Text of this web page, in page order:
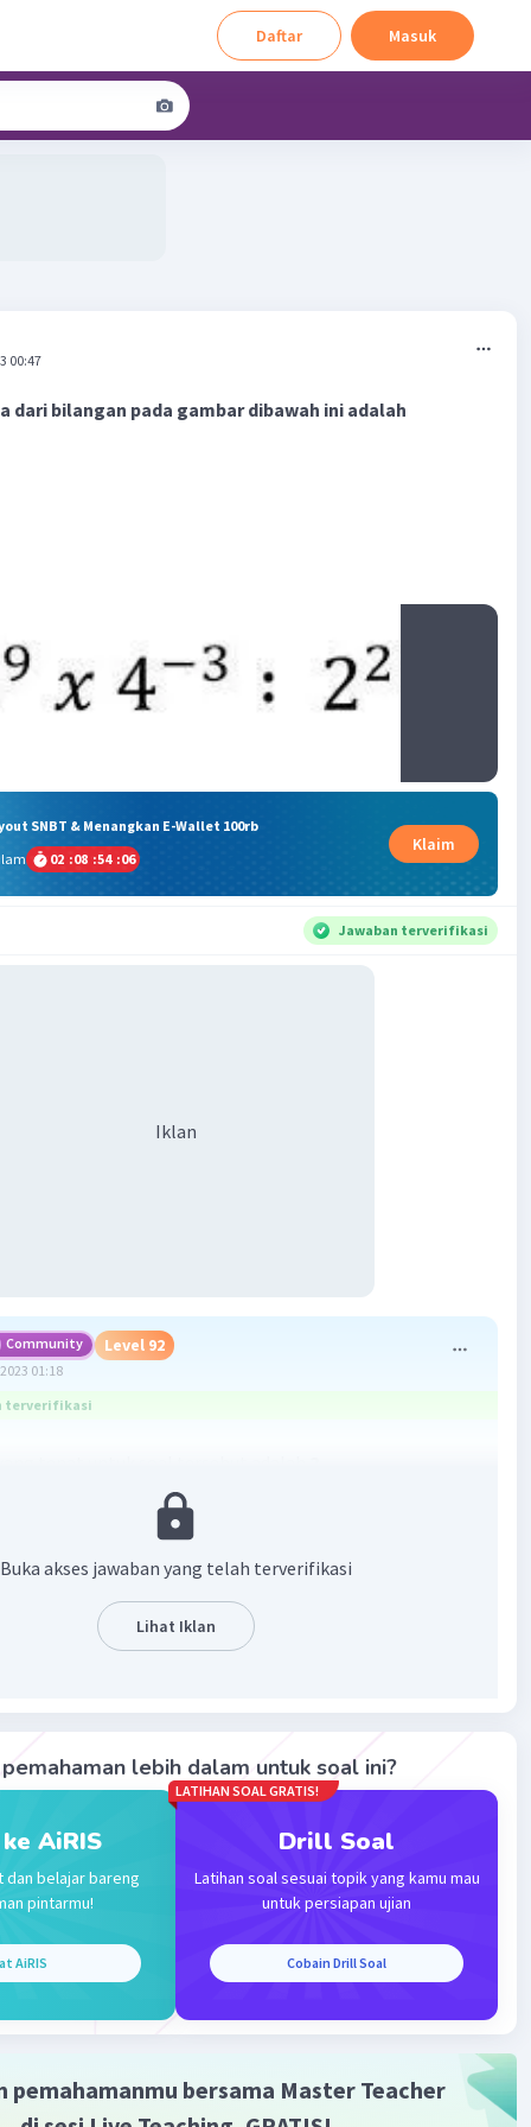
Daftar Masuk
00:47
dari bilangan pada gambar dibawah ini adalah
SNBT & Menangkan E-Wallet 100rb
02 :08 :54 :05
Klaim
Jawaban terverifikasi
Iklan
Community Level 92
01:18
terverifikasi
Level 89
09:54
= 29× (2 ) : 2
9-6-2
Buka akses jawaban yang telah terverifikasi
Lihat Iklan
lebih dalam untuk soal ini?
AiRIS
dan belajar bareng
pintarmu!
AiRIS
LATIHAN SOAL GRATIS!
Drill Soal
Latihan soal sesuai topik yang kamu mau
untuk persiapan ujian
Cobain Drill Soal
pemahamanmu bersama Master Teacher